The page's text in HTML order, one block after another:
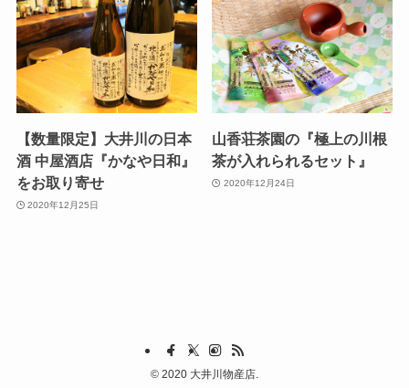
【数量限定】大井川の日本
酒 中屋酒店『かなや日和』
をお取り寄せ
2020年12月25日
山香荘茶園の『極上の川根
茶が入れられるセット』
2020年12月24日
© 2020 大井川物産店.